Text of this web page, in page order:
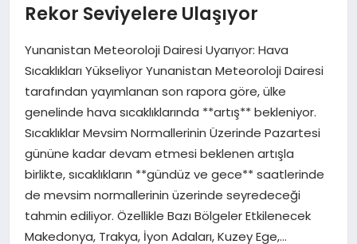
EKONOMI
TEKNOLOJI
Rekor Seviyelere Ulaşıyor
Yunanistan Meteoroloji Dairesi Uyarıyor: Hava
Sıcaklıkları Yükseliyor Yunanistan Meteoroloji Dairesi
tarafından yayımlanan son rapora göre, ülke
genelinde hava sıcaklıklarında **artış** bekleniyor.
Sıcaklıklar Mevsim Normallerinin Üzerinde Pazartesi
gününe kadar devam etmesi beklenen artışla
birlikte, sıcaklıkların **gündüz ve gece** saatlerinde
de mevsim normallerinin üzerinde seyredeceği
tahmin ediliyor. Özellikle Bazı Bölgeler Etkilenecek
Makedonya, Trakya, İyon Adaları, Kuzey Ege,…